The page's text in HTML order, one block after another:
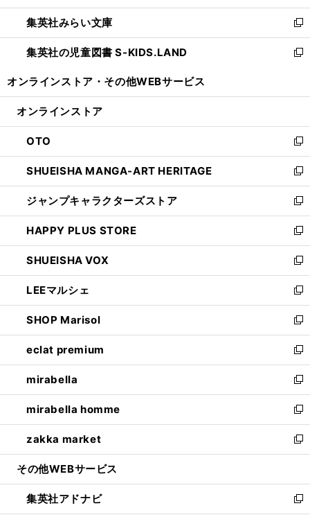
開
く
ウ
で
開
く
ン
ド
ウ
で
ウ
ィ
ン
ド
開
集英社みらい文庫
新
し
い
ン
ウ
で
開
く
集英社の児童図書 S-KIDS.LAND
新
ウ
ン
ド
ウ
で
開
く
オンラインストア・ その他WEBサービス
オンラインストア
OTO
新
し
い
ウ
ィ
ン
ド
ウ
で
開
く
SHUEISHA MANGA-ART HERITAGE
新
し
い
ウ
ィ
ン
ド
ウ
で
開
く
ジャンプキャラクターズストア
新
し
い
ウ
ィ
ン
ド
ウ
で
開
く
HAPPY PLUS STORE
新
し
い
ウ
ィ
ン
ド
ウ
で
開
く
SHUEISHA VOX
新
し
い
ウ
ィ
ン
ド
ウ
で
開
く
LEEマルシェ
新
し
い
ウ
ィ
ン
ド
ウ
で
開
く
SHOP Marisol
新
し
い
ウ
ィ
ン
ド
ウ
で
開
eclat premium
新
し
い
ウ
ィ
ン
ド
ウ
開
く
mirabella
新
し
い
ウ
ィ
ン
ウ
で
開
mirabella homme
新
し
い
ウ
ン
ド
ウ
zakka market
新
し
ウ
ィ
その他WEBサービス
集英社アドナビ
新